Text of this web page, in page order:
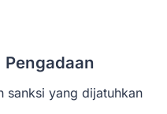
Pengadaan
sanksi yang dijatuhkan